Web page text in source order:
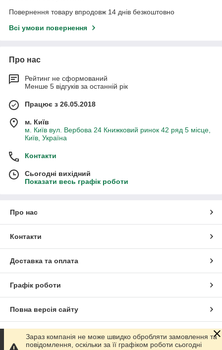
Повернення товару впродовж 14 днів безкоштовно
Всі умови повернення
Про нас
Рейтинг не сформований
Менше 5 відгуків за останній рік
Працює з 26.05.2018
м. Київ
м. Київ вул. Вербова 24 Книжковий ринок 42 ряд 5 місце,
Київ, Україна
Контакти
Сьогодні вихідний
Показати весь графік роботи
Про нас
Контакти
Доставка та оплата
Графік роботи
Повна версія сайту
Сайт створено на маркетплейсі Prom.ua
Зараз компанія не може швидко обробляти замовлення та
повідомлення, оскільки за її графіком роботи сьогодні